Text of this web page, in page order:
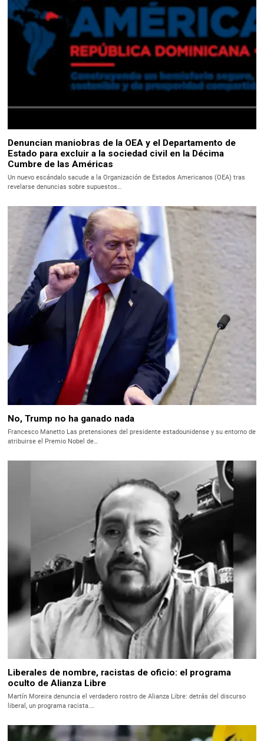
Denuncian maniobras de la OEA y el Departamento de
Estado para excluir a la sociedad civil en la Décima
Cumbre de las Américas
Un nuevo escándalo sacude a la Organización de Estados Americanos (OEA) tras
revelarse denuncias sobre supuestos…
No, Trump no ha ganado nada
Francesco Manetto Las pretensiones del presidente estadounidense y su entorno de
atribuirse el Premio Nobel de…
Liberales de nombre, racistas de oficio: el programa
oculto de Alianza Libre
Martín Moreira denuncia el verdadero rostro de Alianza Libre: detrás del discurso
liberal, un programa racista.…